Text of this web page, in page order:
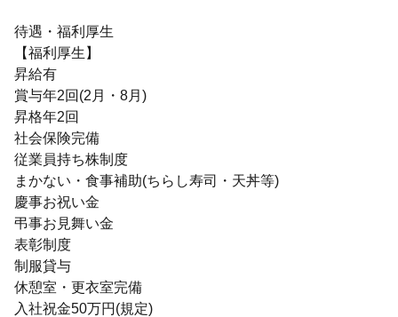
待遇・福利厚生
【福利厚生】
昇給有
賞与年2回(2月・8月)
昇格年2回
社会保険完備
従業員持ち株制度
まかない・食事補助(ちらし寿司・天丼等)
慶事お祝い金
弔事お見舞い金
表彰制度
制服貸与
休憩室・更衣室完備
入社祝金50万円(規定)